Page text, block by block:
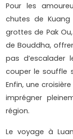
Pour les
chutes de
grottes de Pak
de Bouddha,
pas d’escalader
couper le souffle
Enfin, une
imprégner
région.
Le voyage à